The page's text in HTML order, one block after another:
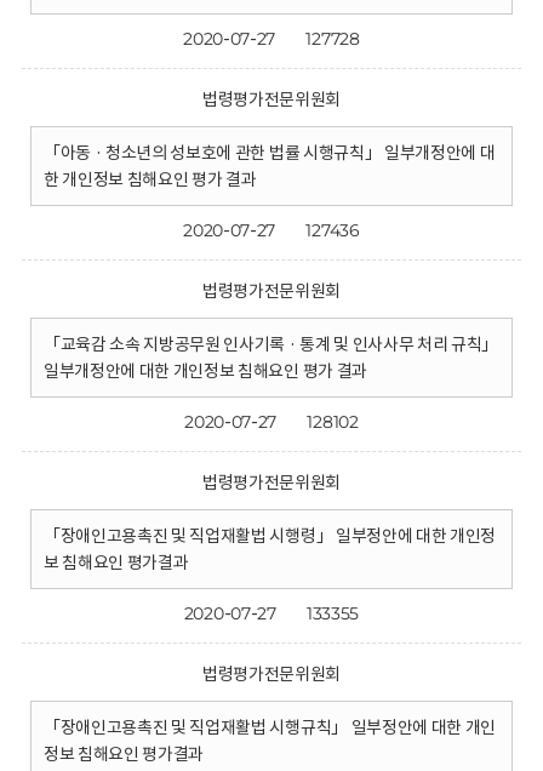
2020-07-27 127728
법령평가전문위원회
「아동 · 청소년의 성보호에 관한 법률 시행규칙」 일부개정안에 대
한 개인정보 침해요인 평가 결과
2020-07-27 127436
법령평가전문위원회
「교육감 소속 지방공무원 인사기록 · 통계 및 인사사무 처리 규칙」
일부개정안에 대한 개인정보 침해요인 평가 결과
2020-07-27 128102
법령평가전문위원회
「장애인고용촉진 및 직업재활법 시행령」 일부정안에 대한 개인정
보 침해요인 평가결과
2020-07-27 133355
법령평가전문위원회
「장애인고용촉진 및 직업재활법 시행규칙」 일부정안에 대한 개인
정보 침해요인 평가결과